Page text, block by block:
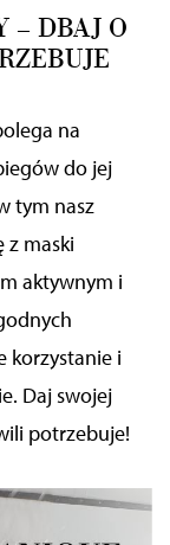
– DBAJ O
na
do jej
tym nasz
z maski
aktywnym i
korzystanie i
Daj swojej
potrzebuje!